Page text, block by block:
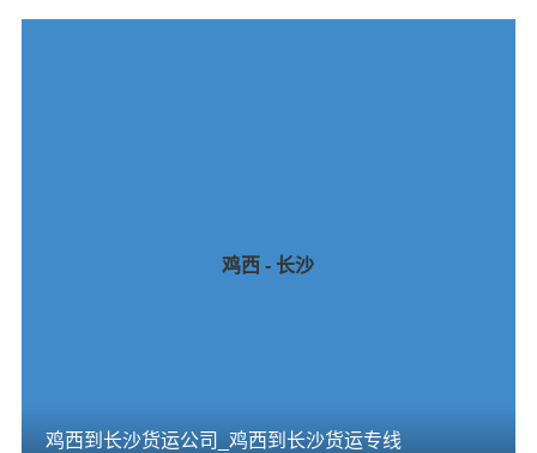
鸡西 - 长沙
鸡西到长沙货运公司_鸡西到长沙货运专线